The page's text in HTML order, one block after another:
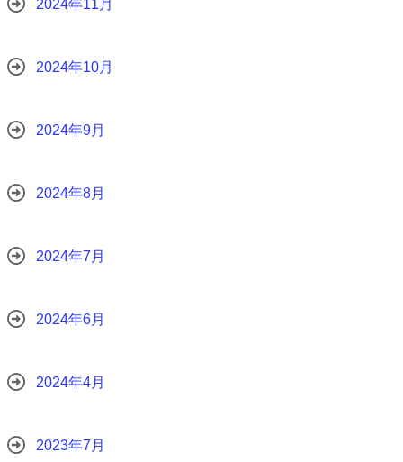
2024年11月
2024年10月
2024年9月
2024年8月
2024年7月
2024年6月
2024年4月
2023年7月